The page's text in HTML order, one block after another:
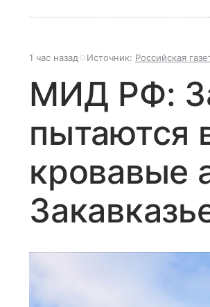
1 час назад Источник: Российская
МИД РФ:
пытаются
кровавые